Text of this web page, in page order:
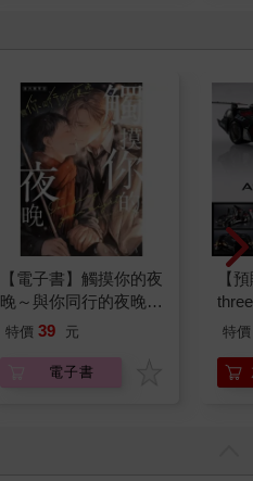
【電子書】觸摸你的夜
晚～與你同行的夜晚～
(番外篇)
特價 39 元
電子書
【
VA
特價